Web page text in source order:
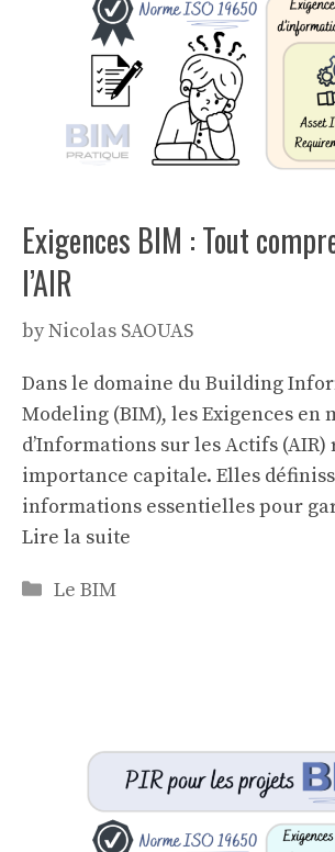
Exigences BIM : Tout
l’AIR
byNicolas SAOUAS
Dans le domaine du Building
Modeling (BIM), les Exigences en
d’Informations sur les Actifs
importance capitale. Elles
informations essentielles pour
Lire la suite
Categories
Le BIM